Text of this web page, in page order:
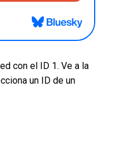
con el ID 1. Ve a la
un ID de un